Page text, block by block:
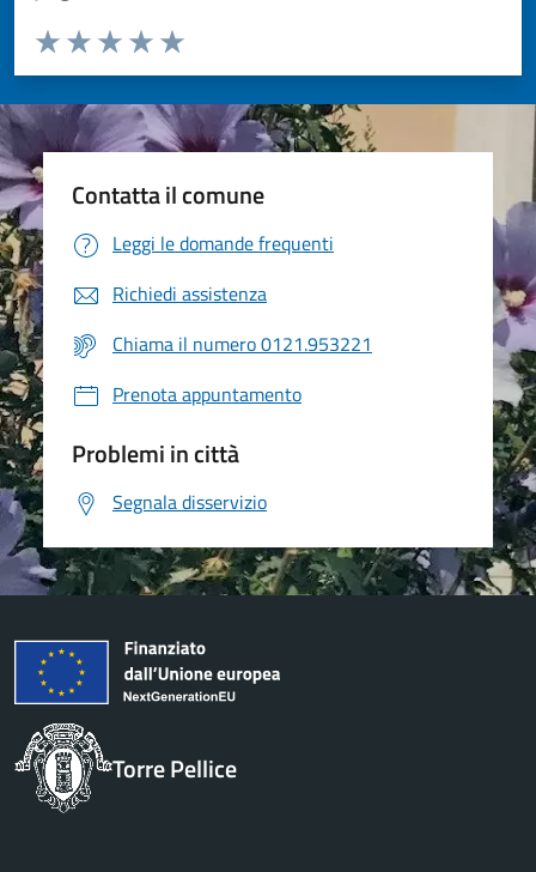
Valuta da 1 a 5 stelle la pagina
Valuta 5 stelle su 5
Valuta 4 stelle su 5
Valuta 3 stelle su 5
Valuta 2 stelle su 5
Valuta 1 stelle su 5
Contatta il comune
Leggi le domande frequenti
Richiedi assistenza
Chiama il numero 0121.953221
Prenota appuntamento
Problemi in città
Segnala disservizio
Torre Pellice